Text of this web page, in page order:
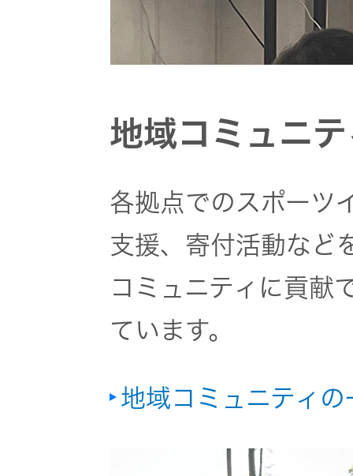
地域コミュニ
各拠点でのスポーツ
支援、寄付活動など
コミュニティに貢献
ています。
地域コミュニティ